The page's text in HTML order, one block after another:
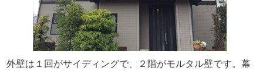
外壁は１回がサイディングで、２階がモルタル壁です。幕